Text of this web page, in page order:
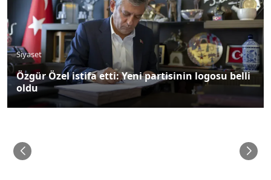
Siyaset
Özgür Özel istifa etti: Yeni partisinin logosu belli
oldu